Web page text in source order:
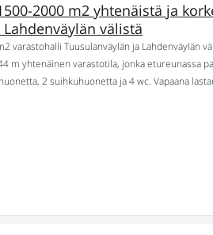
2000 m2 yhtenäistä ja
välistä
varastohalli Tuusulanväylän ja Lahdenväylän
m yhtenäinen varastotila, jonka etureunassa
2 suihkuhuonetta ja 4 wc. Vapaana